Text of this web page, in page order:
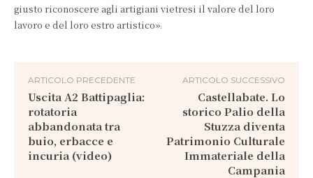
giusto riconoscere agli artigiani vietresi il valore del loro
lavoro e del loro estro artistico».
ARTICOLO PRECEDENTE
Uscita A2 Battipaglia:
rotatoria
abbandonata tra
buio, erbacce e
incuria (video)
ARTICOLO SUCCESSIVO
Castellabate. Lo
storico Palio della
Stuzza diventa
Patrimonio Culturale
Immateriale della
Campania